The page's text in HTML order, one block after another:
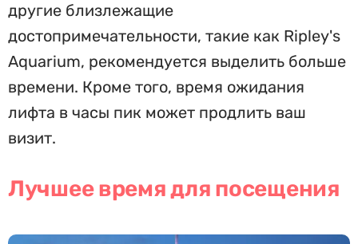
другие близлежащие
достопримечательности, такие как Ripley's
Aquarium, рекомендуется выделить больше
времени. Кроме того, время ожидания
лифта в часы пик может продлить ваш
визит.
Лучшее время для посещения